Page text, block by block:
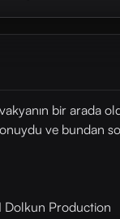
bir arada
ve bundan
Dolkun Production